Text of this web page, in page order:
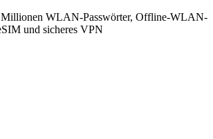
WLAN-Passwörter, Offline-WLAN-
und sicheres VPN